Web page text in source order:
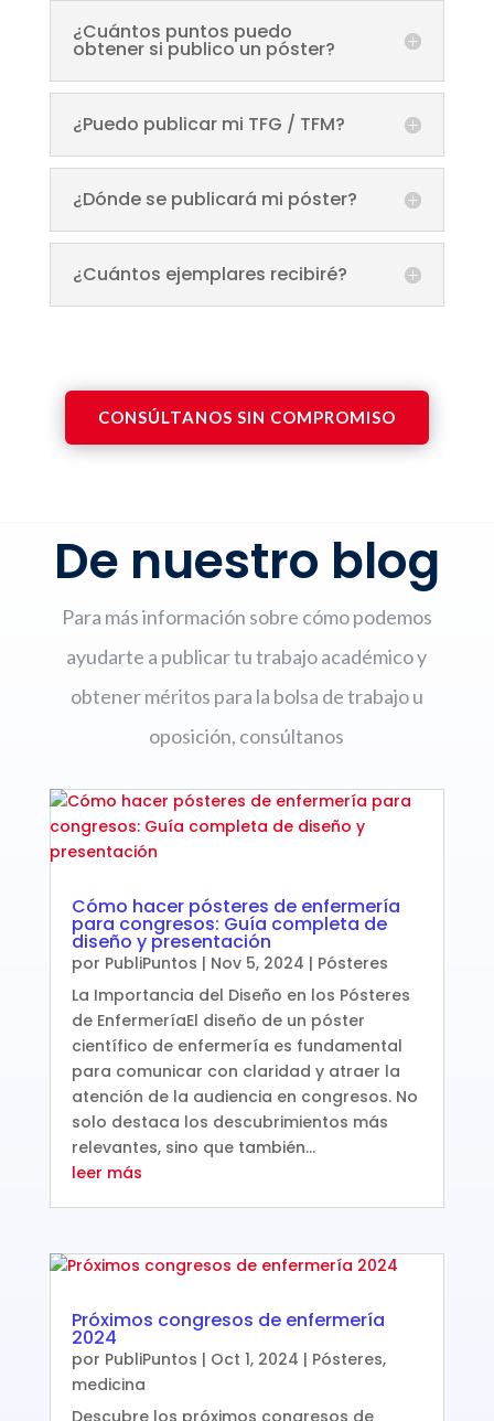
¿Cuántos puntos puedo
obtener si publico un póster?
¿Puedo publicar mi TFG / TFM?
¿Dónde se publicará mi póster?
¿Cuántos ejemplares recibiré?
CONSÚLTANOS SIN COMPROMISO
De nuestro blog
Para más información sobre cómo podemos
ayudarte a publicar tu trabajo académico y
obtener méritos para la bolsa de trabajo u
oposición, consúltanos
Cómo hacer pósteres de enfermería
para congresos: Guía completa de
diseño y presentación
por PubliPuntos | Nov 5, 2024 | Pósteres
La Importancia del Diseño en los Pósteres
de EnfermeríaEl diseño de un póster
científico de enfermería es fundamental
para comunicar con claridad y atraer la
atención de la audiencia en congresos. No
solo destaca los descubrimientos más
relevantes, sino que también...
leer más
Próximos congresos de enfermería
2024
por PubliPuntos | Oct 1, 2024 | Pósteres,
medicina
Descubre los próximos congresos de